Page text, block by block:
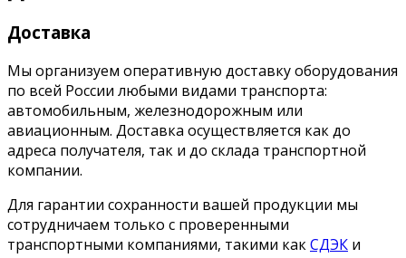
Доставка
Мы организуем оперативную доставку оборудования
по всей России любыми видами транспорта:
автомобильным, железнодорожным или
авиационным. Доставка осуществляется как до
адреса получателя, так и до склада транспортной
компании.
Для гарантии сохранности вашей продукции мы
сотрудничаем только с проверенными
транспортными компаниями, такими какСДЭК и